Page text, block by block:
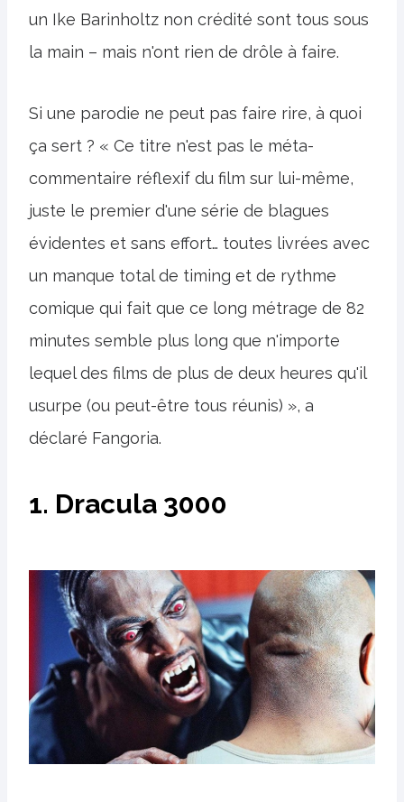
un Ike Barinholtz non crédité sont tous sous
la main – mais n'ont rien de drôle à faire.
Si une parodie ne peut pas faire rire, à quoi
ça sert ? « Ce titre n'est pas le méta-
commentaire réflexif du film sur lui-même,
juste le premier d'une série de blagues
évidentes et sans effort… toutes livrées avec
un manque total de timing et de rythme
comique qui fait que ce long métrage de 82
minutes semble plus long que n'importe
lequel des films de plus de deux heures qu'il
usurpe (ou peut-être tous réunis) », a
déclaré Fangoria.
1. Dracula 3000